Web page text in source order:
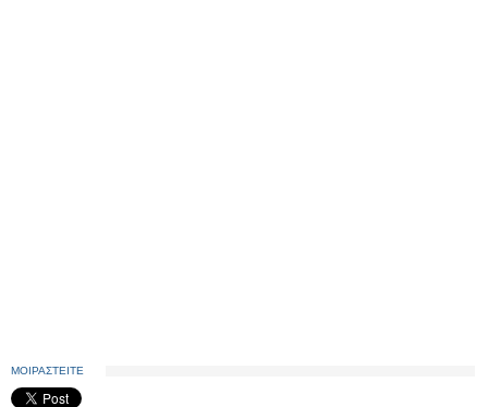
ΜΟΙΡΑΣΤΕΙΤΕ